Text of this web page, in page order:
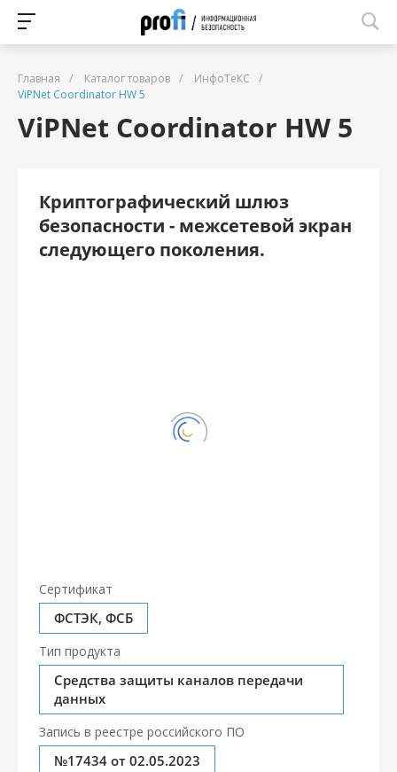
Главная / Каталог товаров / ИнфоТеКС
/
ViPNet Coordinator HW 5
ViPNet Coordinator HW 5
Криптографический шлюз
безопасности - межсетевой экран
следующего поколения.
Сертификат
ФСТЭК, ФСБ
Тип продукта
Средства защиты каналов передачи
данных
Запись в реестре российского ПО
№17434 от 02.05.2023